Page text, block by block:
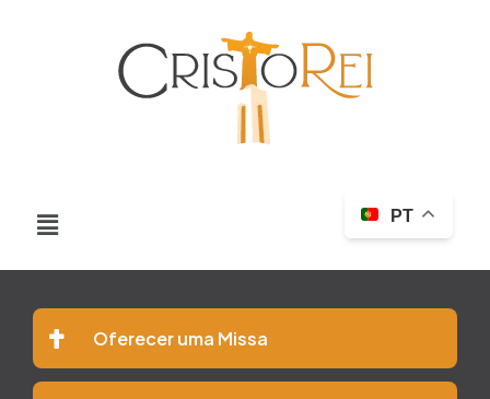
PT
Oferecer uma Missa